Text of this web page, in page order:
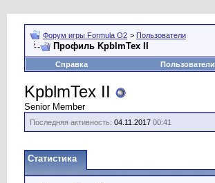
Форум игры Formula O2 > Пользователи
Профиль KpblmTex II
Справка Пользователи
KpblmTex II
Senior Member
Последняя активность: 04.11.2017 00:41
Статистика